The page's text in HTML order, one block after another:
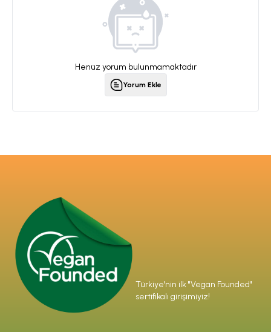
Henüz yorum bulunmamaktadır
Yorum Ekle
Türkiye'nin ilk "Vegan Founded"
sertifikalı girişimiyiz!